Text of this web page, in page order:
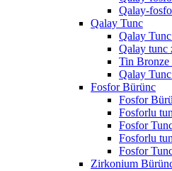
Qalay-
Qalay Tunc
Qalay
Qalay tunc
Tin Bronze
Qalay
Fosfor Bürünc
Fosfor
Fosforlu
Fosfor
Fosforlu
Fosfor
Zirkonium